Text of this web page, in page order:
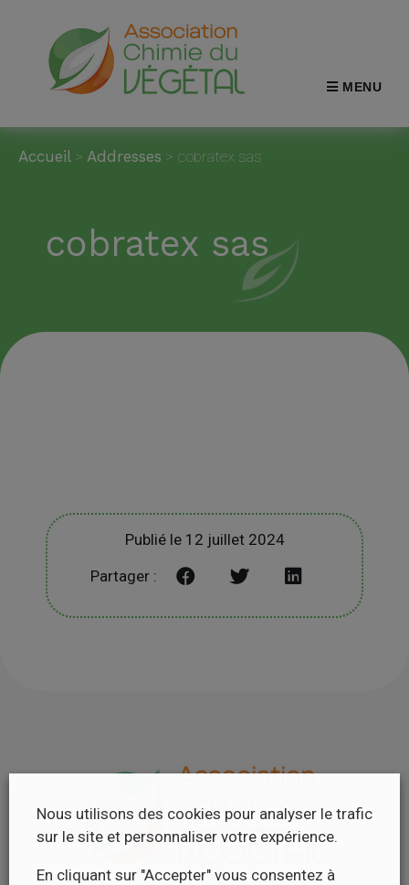
MENU
Accueil > Addresses > cobratex sas
cobratex sas
Publié le 12 juillet 2024
Partager :
Nous utilisons des cookies pour analyser le trafic
sur le site et personnaliser votre expérience.
En cliquant sur "Accepter" vous consentez à